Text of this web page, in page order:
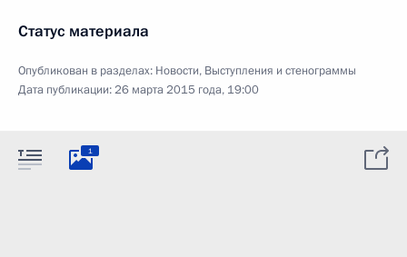
Статус материала
Опубликован в разделах: Новости, Выступления и стенограммы
Дата публикации:26 марта 2015 года, 19:00
1